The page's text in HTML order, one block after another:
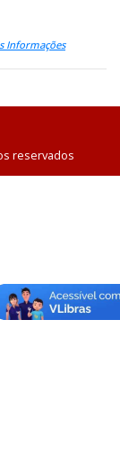
Informações
reservados